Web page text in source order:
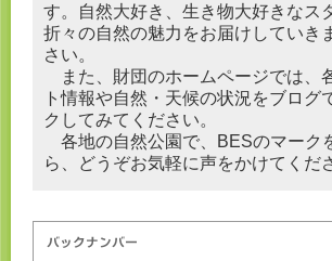
す。自然大好き、生き物大好きなス
折々の自然の魅力をお届けしていき
さい。
また、財団のホームページでは、
ト情報や自然・天候の状況をブロ
クしてみてください。
各地の自然公園で、BESのマーク
ら、どうぞお気軽に声をかけてくだ